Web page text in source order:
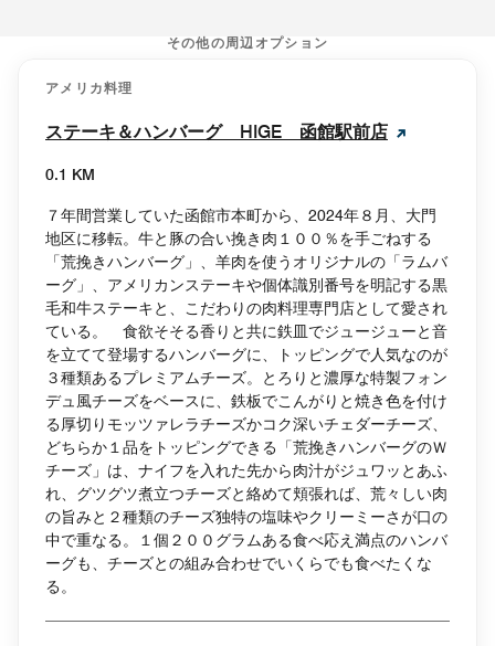
その他の周辺オプション
アメリカ料理
ステーキ＆ハンバーグ HIGE 函館駅前店
0.1 KM
７年間営業していた函館市本町から、2024年８月、大門
地区に移転。牛と豚の合い挽き肉１００％を手ごねする
「荒挽きハンバーグ」、羊肉を使うオリジナルの「ラムバ
ーグ」、アメリカンステーキや個体識別番号を明記する黒
毛和牛ステーキと、こだわりの肉料理専門店として愛され
ている。 食欲そそる香りと共に鉄皿でジュージューと音
を立てて登場するハンバーグに、トッピングで人気なのが
３種類あるプレミアムチーズ。とろりと濃厚な特製フォン
デュ風チーズをベースに、鉄板でこんがりと焼き色を付け
る厚切りモッツァレラチーズかコク深いチェダーチーズ、
どちらか１品をトッピングできる「荒挽きハンバーグのＷ
チーズ」は、ナイフを入れた先から肉汁がジュワッとあふ
れ、グツグツ煮立つチーズと絡めて頬張れば、荒々しい肉
の旨みと２種類のチーズ独特の塩味やクリーミーさが口の
中で重なる。１個２００グラムある食べ応え満点のハンバ
ーグも、チーズとの組み合わせでいくらでも食べたくな
る。